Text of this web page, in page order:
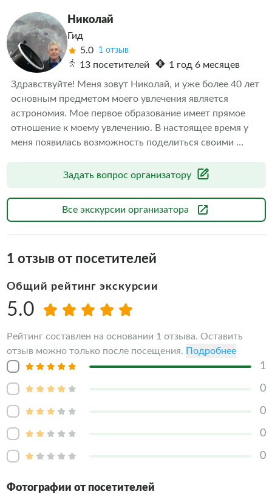
Николай
Гид
5.0
1 отзыв
13 посетителей
1 год 6 месяцев
Здравствуйте! Меня зовут Николай, и уже более 40 лет
основным предметом моего увлечения является
астрономия. Мое первое образование имеет прямое
отношение к моему увлечению. В настоящее время у
меня появилась возможность поделиться своими
эта тема. Мне также интересна история, современность,
космонавтики, в том числе в части исследования
объектов Солнечной системы. С радостью расскажу
Задать вопрос организатору
Все экскурсии организатора
1 отзыв от посетителей
Общий рейтинг экскурсии
5.0
Рейтинг составлен на основании 1 отзыва. Оставить
отзыв можно только после посещения. Подробнее
1
0
0
0
0
Фотографии от посетителей